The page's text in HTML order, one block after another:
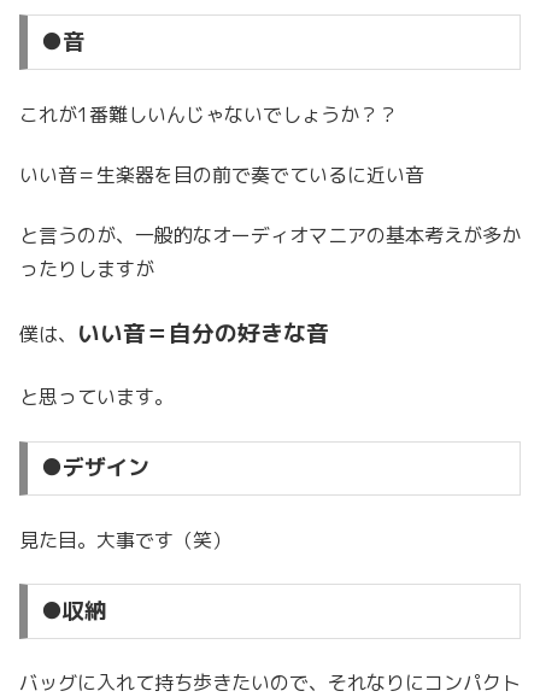
●音
これが1番難しいんじゃないでしょうか？？
いい音＝生楽器を目の前で奏でているに近い音
と言うのが、一般的なオーディオマニアの基本考えが多か
ったりしますが
僕は、 いい音＝自分の好きな音
と思っています。
●デザイン
見た目。大事です（笑）
●収納
バッグに入れて持ち歩きたいので、それなりにコンパクト